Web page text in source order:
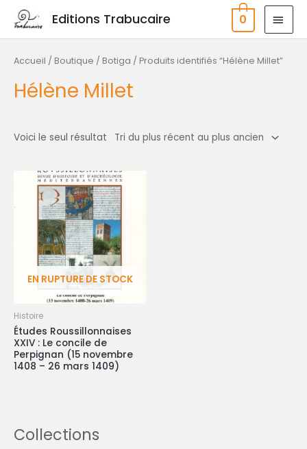
contenu
Editions Trabucaire 0
Accueil / Boutique / Botiga / Produits identifiés “Hélène Millet”
Hélène Millet
Voici le seul résultat
EN RUPTURE DE STOCK
Histoire
Études Roussillonnaises
XXIV : Le concile de
Perpignan (15 novembre
1408 – 26 mars 1409)
Collections